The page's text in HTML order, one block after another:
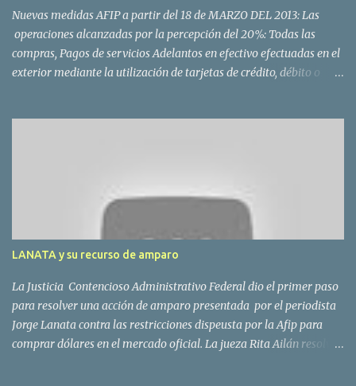
Nuevas medidas AFIP a partir del 18 de MARZO DEL 2013: Las
operaciones alcanzadas por la percepción del 20%: Todas las
compras, Pagos de servicios Adelantos en efectivo efectuadas en el
exterior mediante la utilización de tarjetas de crédito, débito o
oficial. El “dólar turista”, que es el que pagaría quien concreta
compras en el extranjero pasará a valer $ 6,12, un 31% menos que
la cotización del dólar blue. La AFIP ahora pedirá más información
a los bancos sobre los movimientos de sus clientes. La...
LANATA y su recurso de amparo
La Justicia Contencioso Administrativo Federal dio el primer paso
para resolver una acción de amparo presentada por el periodista
Jorge Lanata contra las restricciones dispeusta por la Afip para
comprar dólares en el mercado oficial. La jueza Rita Ailán resolvió